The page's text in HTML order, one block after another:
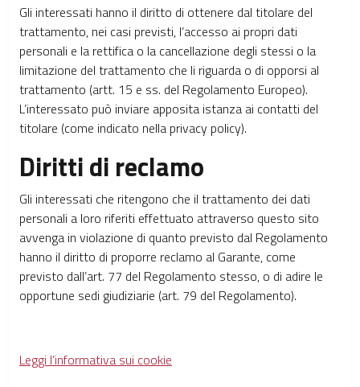
Gli interessati hanno il diritto di ottenere dal titolare del
trattamento, nei casi previsti, l’accesso ai propri dati
personali e la rettifica o la cancellazione degli stessi o la
limitazione del trattamento che li riguarda o di opporsi al
trattamento (artt. 15 e ss. del Regolamento Europeo).
L’interessato può inviare apposita istanza ai contatti del
titolare (come indicato nella privacy policy).
Diritti di reclamo
Gli interessati che ritengono che il trattamento dei dati
personali a loro riferiti effettuato attraverso questo sito
avvenga in violazione di quanto previsto dal Regolamento
hanno il diritto di proporre reclamo al Garante, come
previsto dall’art. 77 del Regolamento stesso, o di adire le
opportune sedi giudiziarie (art. 79 del Regolamento).
Leggi l’informativa sui cookie